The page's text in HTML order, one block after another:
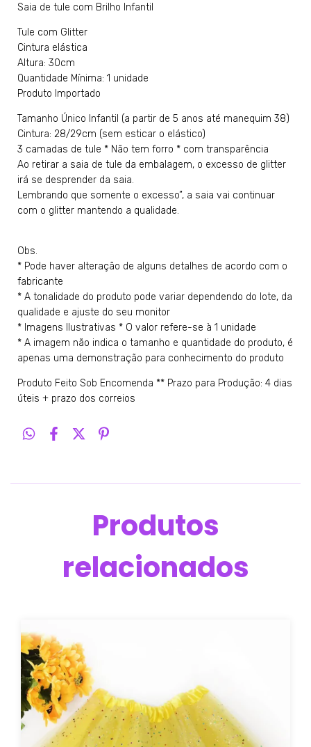
Saia de tule com Brilho Infantil
Tule com Glitter
Cintura elástica
Altura: 30cm
Quantidade Mínima: 1 unidade
Produto Importado
Tamanho Único Infantil (a partir de 5 anos até manequim 38)
Cintura: 28/29cm (sem esticar o elástico)
3 camadas de tule * Não tem forro * com transparência
Ao retirar a saia de tule da embalagem, o excesso de glitter
irá se desprender da saia.
Lembrando que somente o excesso”, a saia vai continuar
com o glitter mantendo a qualidade.
Obs.
* Pode haver alteração de alguns detalhes de acordo com o
fabricante
* A tonalidade do produto pode variar dependendo do lote, da
qualidade e ajuste do seu monitor
* Imagens Ilustrativas * O valor refere-se à 1 unidade
* A imagem não indica o tamanho e quantidade do produto, é
apenas uma demonstração para conhecimento do produto
Produto Feito Sob Encomenda ** Prazo para Produção: 4 dias
úteis + prazo dos correios
Produtos
relacionados